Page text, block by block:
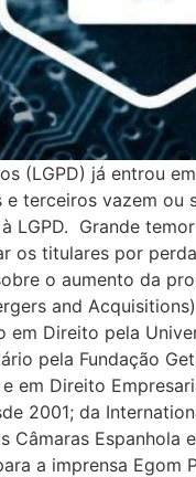
(LGPD) já entrou
terceiros vazem ou
LGPD. Grande
os titulares por
o aumento da
and
em Direito pela
pela Fundação
em Direito
2001; da
Câmaras
a imprensa Egom